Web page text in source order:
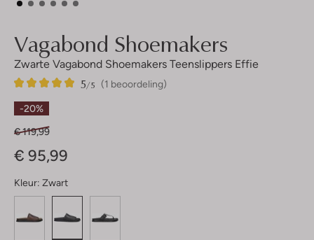
Vagabond Shoemakers
Zwarte Vagabond Shoemakers Teenslippers Effie
(1 beoordeling)
5/5
1
5
Sterren
-20%
€ 119,99
€ 95,99
Kleur: Zwart